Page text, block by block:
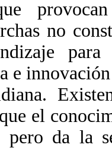
no
e
el
pero da la